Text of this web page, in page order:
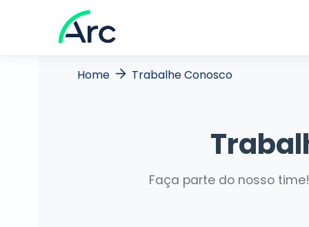
Home Trabalhe Conosco
Faça parte do nosso